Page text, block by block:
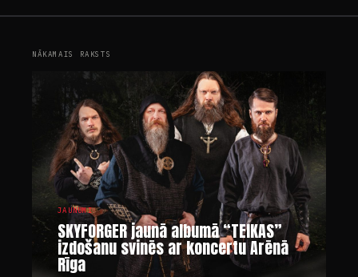
NĀKAMAIS RAKSTS
JAUNUMI
SKYFORGER jaunā albumā “TEIKAS”
izdošanu svinēs ar koncertu Arēnā
Rīga